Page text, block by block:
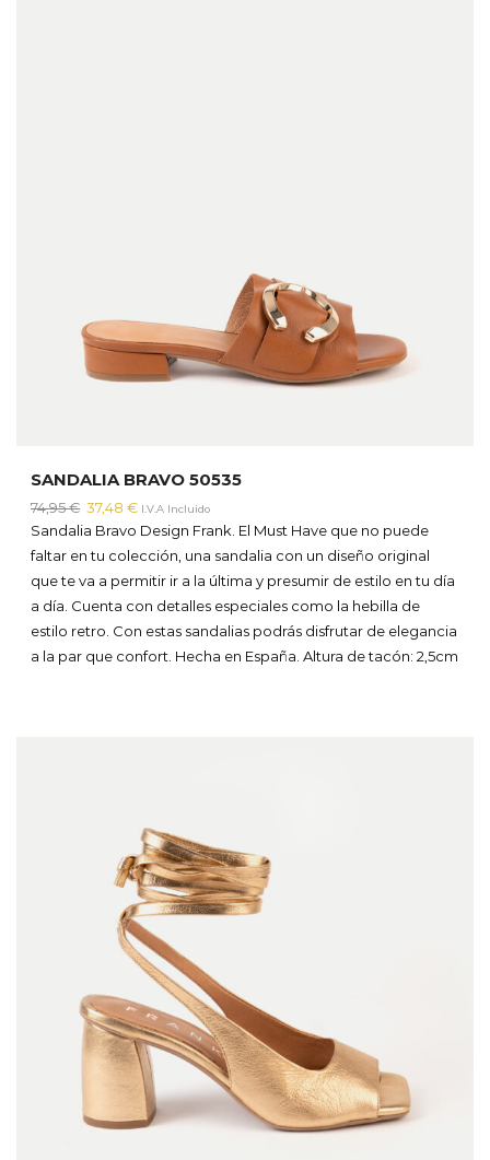
SANDALIA BRAVO 50535
74,95€ El
precio
original
74,95 €.
37,48 €El
precio
actual
37,48 €.
I.V.A Incluido
Sandalia Bravo Design Frank. El Must Have que no puede
faltar en tu colección, una sandalia con un diseño original
que te va a permitir ir a la última y presumir de estilo en tu día
a día. Cuenta con detalles especiales como la hebilla de
estilo retro. Con estas sandalias podrás disfrutar de elegancia
a la par que confort. Hecha en España. Altura de tacón: 2,5cm